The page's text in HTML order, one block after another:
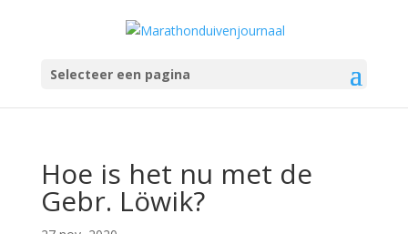
Selecteer een pagina
Hoe is het nu met de
Gebr. Löwik?